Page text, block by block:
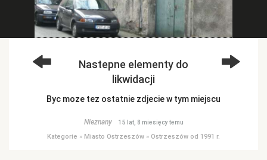
+ Dodaj zdjęcia
Nastepne elementy do
likwidacji
Byc moze tez ostatnie zdjecie w tym miejscu
Nieznany 15 lat, 8 miesięcy temu
Kategorie » Miasto Ostrzeszów » Ostrzeszów od 1991 r.